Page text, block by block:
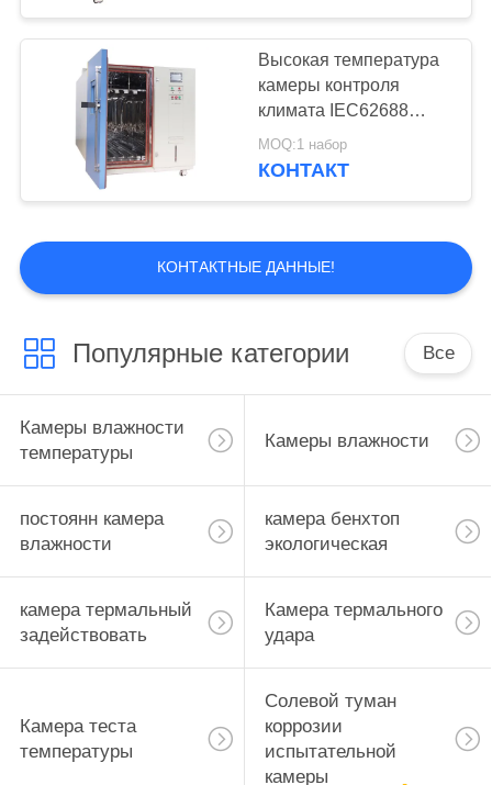
Камеры теста газа
СО2 СО2 Х2С
вредные
16
Высокая температура
камеры контроля
климата IEC62688
100℃/H PV
MOQ:1 набор
КОНТАКТ
КОНТАКТНЫЕ ДАННЫЕ!
Популярные категории Все
Камеры влажности
температуры
Камеры влажности
постоянн камера
влажности
камера бенхтоп
экологическая
камера термальный
задействовать
Камера термального
удара
Камера теста
температуры
Солевой туман
коррозии
испытательной
камеры